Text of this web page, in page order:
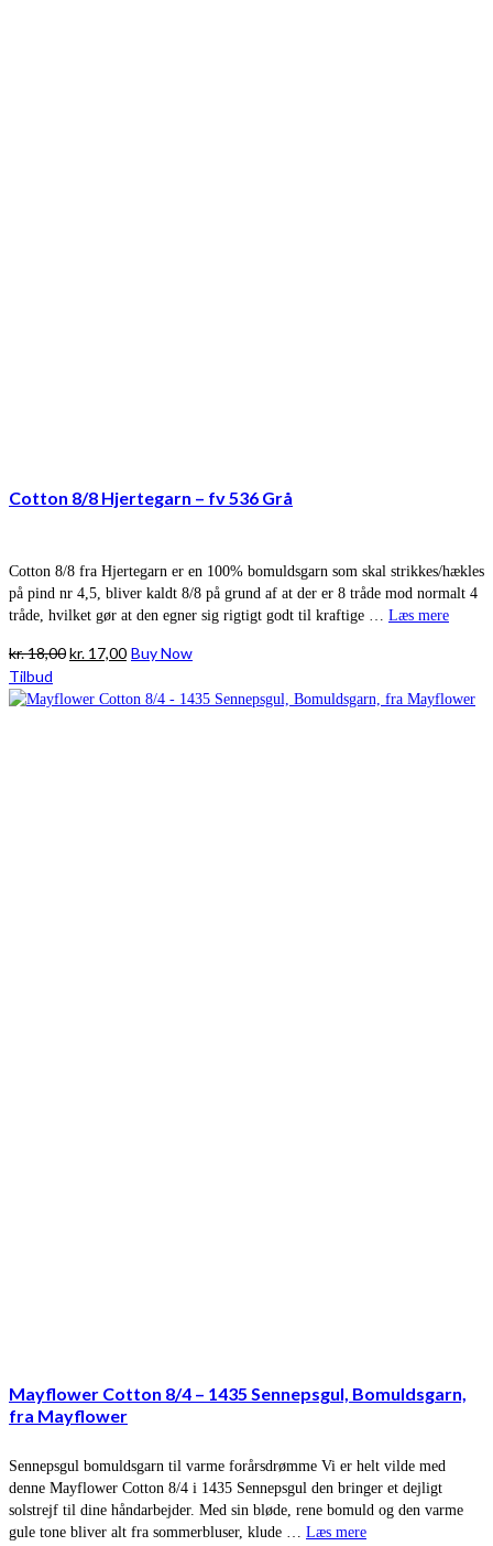
Cotton 8/8 Hjertegarn – fv 536 Grå
Cotton 8/8 fra Hjertegarn er en 100% bomuldsgarn som skal strikkes/hækles
på pind nr 4,5, bliver kaldt 8/8 på grund af at der er 8 tråde mod normalt 4
tråde, hvilket gør at den egner sig rigtigt godt til kraftige … Læs mere
kr.18,00Den
pris
kr. 17,00Den
pris
Buy Now
Tilbud
Mayflower Cotton 8/4 – 1435 Sennepsgul, Bomuldsgarn,
fra Mayflower
Sennepsgul bomuldsgarn til varme forårsdrømme Vi er helt vilde med
denne Mayflower Cotton 8/4 i 1435 Sennepsgul den bringer et dejligt
solstrejf til dine håndarbejder. Med sin bløde, rene bomuld og den varme
gule tone bliver alt fra sommerbluser, klude … Læs mere